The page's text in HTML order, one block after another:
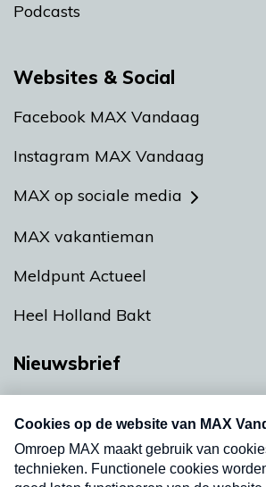
Podcasts
Websites & Social
Facebook MAX Vandaag
Instagram MAX Vandaag
MAX op sociale media
MAX vakantieman
Meldpunt Actueel
Heel Holland Bakt
Nieuwsbrief
Neem hier een gratis
nieuwsbrief. Elke vrijdag- en
uw mailbox.